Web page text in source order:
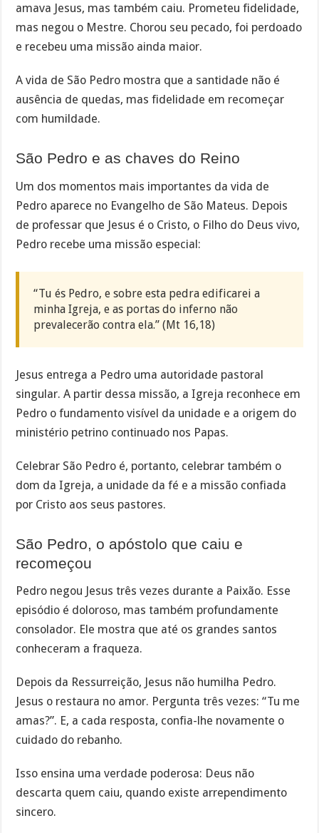
amava Jesus, mas também caiu. Prometeu fidelidade,
mas negou o Mestre. Chorou seu pecado, foi perdoado
e recebeu uma missão ainda maior.
A vida de São Pedro mostra que a santidade não é
ausência de quedas, mas fidelidade em recomeçar
com humildade.
São Pedro e as chaves do Reino
Um dos momentos mais importantes da vida de
Pedro aparece no Evangelho de São Mateus. Depois
de professar que Jesus é o Cristo, o Filho do Deus vivo,
Pedro recebe uma missão especial:
“Tu és Pedro, e sobre esta pedra edificarei a
minha Igreja, e as portas do inferno não
prevalecerão contra ela.” (Mt 16,18)
Jesus entrega a Pedro uma autoridade pastoral
singular. A partir dessa missão, a Igreja reconhece em
Pedro o fundamento visível da unidade e a origem do
ministério petrino continuado nos Papas.
Celebrar São Pedro é, portanto, celebrar também o
dom da Igreja, a unidade da fé e a missão confiada
por Cristo aos seus pastores.
São Pedro, o apóstolo que caiu e
recomeçou
Pedro negou Jesus três vezes durante a Paixão. Esse
episódio é doloroso, mas também profundamente
consolador. Ele mostra que até os grandes santos
conheceram a fraqueza.
Depois da Ressurreição, Jesus não humilha Pedro.
Jesus o restaura no amor. Pergunta três vezes: “Tu me
amas?”. E, a cada resposta, confia-lhe novamente o
cuidado do rebanho.
Isso ensina uma verdade poderosa: Deus não
descarta quem caiu, quando existe arrependimento
sincero.